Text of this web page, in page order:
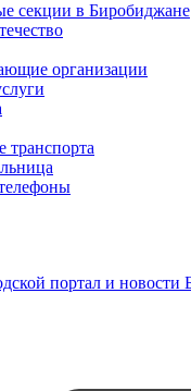
секции в Биробиджане
организации
транспорта